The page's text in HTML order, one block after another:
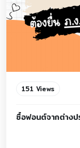
151 Views
ซื้อฟอนต์จากต่าง